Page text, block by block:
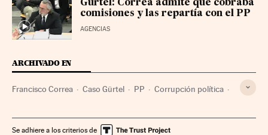
Gürtel: Correa admite que cobraba
comisiones y las repartía con el PP
AGENCIAS
ARCHIVADO EN
Francisco Correa Caso Gürtel PP Corrupción política
Juicios Proceso judicial Delitos Justicia
Se adhiere a los criterios de